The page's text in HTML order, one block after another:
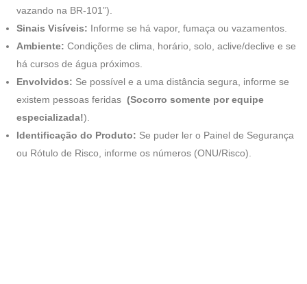
vazando na BR-101”).
Sinais Visíveis: Informe se há vapor, fumaça ou vazamentos.
Ambiente: Condições de clima, horário, solo, aclive/declive e se
há cursos de água próximos.
Envolvidos: Se possível e a uma distância segura, informe se
existem pessoas feridas (Socorro somente por equipe
especializada!).
Identificação do Produto: Se puder ler o Painel de Segurança
ou Rótulo de Risco, informe os números (ONU/Risco).